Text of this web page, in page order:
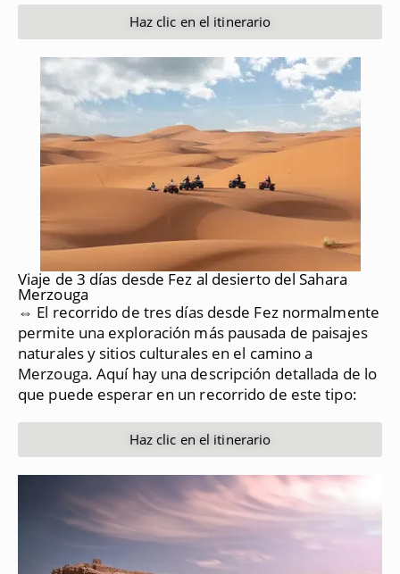
Haz clic en el itinerario
Viaje de 3 días desde Fez al desierto del Sahara
Merzouga
⇔ El recorrido de tres días desde Fez normalmente
permite una exploración más pausada de paisajes
naturales y sitios culturales en el camino a
Merzouga. Aquí hay una descripción detallada de lo
que puede esperar en un recorrido de este tipo:
Haz clic en el itinerario